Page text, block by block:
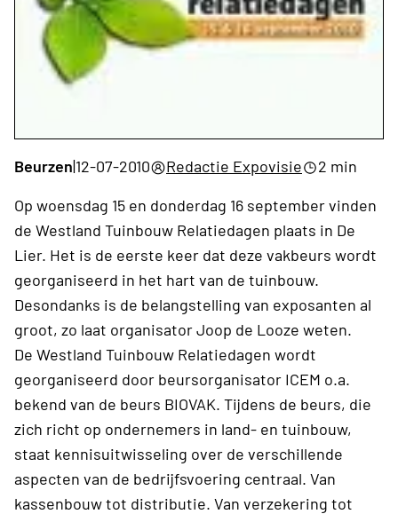
Beurzen|12-07-2010 Redactie Expovisie
2 min
Op woensdag 15 en donderdag 16 september vinden
de Westland Tuinbouw Relatiedagen plaats in De
Lier. Het is de eerste keer dat deze vakbeurs wordt
georganiseerd in het hart van de tuinbouw.
Desondanks is de belangstelling van exposanten al
groot, zo laat organisator Joop de Looze weten.
De Westland Tuinbouw Relatiedagen wordt
georganiseerd door beursorganisator ICEM o.a.
bekend van de beurs BIOVAK. Tijdens de beurs, die
zich richt op ondernemers in land- en tuinbouw,
staat kennisuitwisseling over de verschillende
aspecten van de bedrijfsvoering centraal. Van
kassenbouw tot distributie. Van verzekering tot